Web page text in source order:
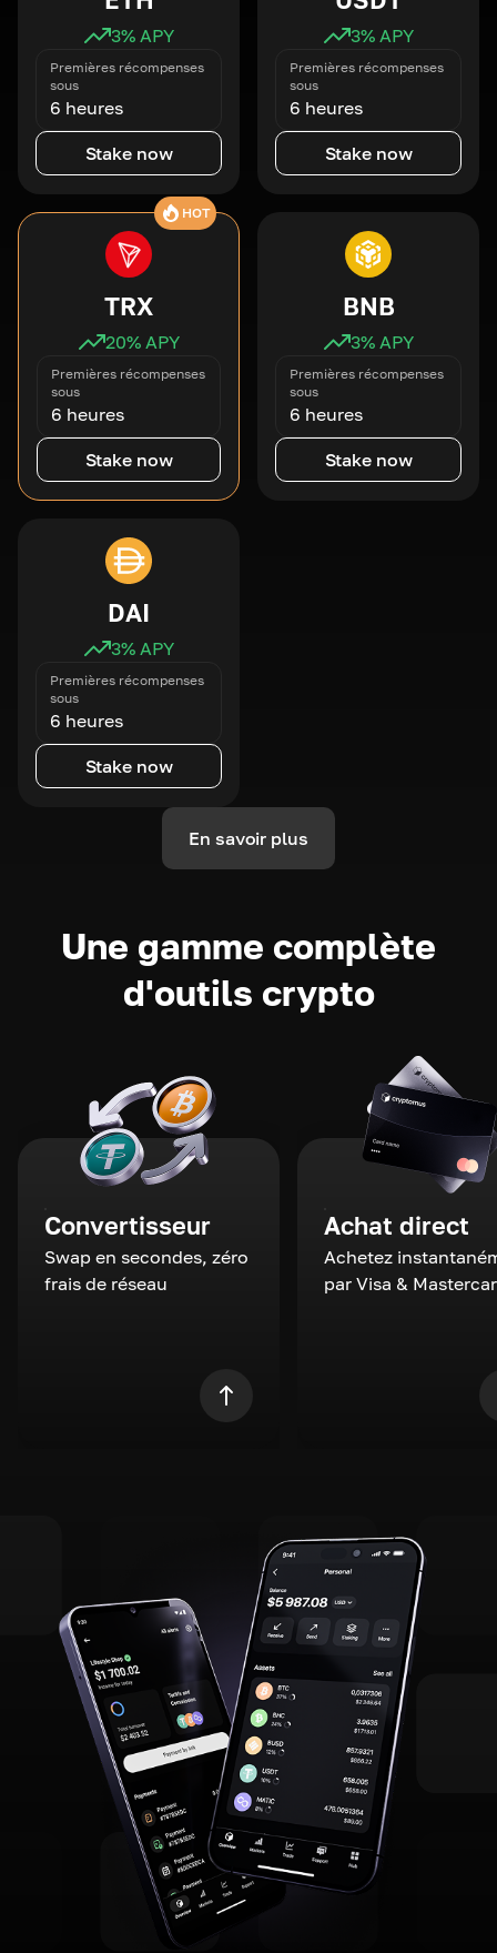
3% APY
Premières récompenses
sous
6 heures
Stake now
3% APY
Premières récompenses
sous
6 heures
Stake now
HOT
TRX
20% APY
Premières récompenses
sous
6 heures
Stake now
BNB
3% APY
Premières récompenses
sous
6 heures
Stake now
DAI
3% APY
Premières récompenses
sous
6 heures
Stake now
En savoir plus
Une gamme complète
d'outils crypto
Convertisseur
Swap en secondes, zéro
frais de réseau
Achat direct
Achetez
par Visa &